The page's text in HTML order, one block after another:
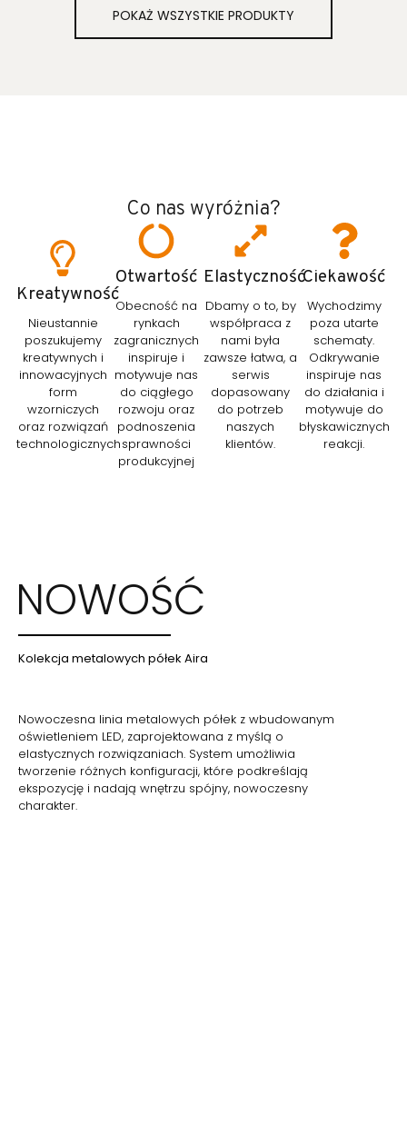
POKAŻ WSZYSTKIE PRODUKTY
Co nas wyróżnia?
Kreatywność
Nieustannie
poszukujemy
kreatywnych i
innowacyjnych
form
wzorniczych
oraz rozwiązań
technologicznych
Otwartość
Obecność na
rynkach
zagranicznych
inspiruje i
motywuje nas
do ciągłego
rozwoju oraz
podnoszenia
sprawności
produkcyjnej
Elastyczność
Dbamy o to, by
współpraca z
nami była
zawsze łatwa, a
serwis
dopasowany
do potrzeb
naszych
klientów.
Ciekawość
Wychodzimy
poza utarte
schematy.
Odkrywanie
inspiruje nas
do działania i
motywuje do
błyskawicznych
reakcji.
NOWOŚĆ
Kolekcja metalowych półek Aira
Nowoczesna linia metalowych półek z wbudowanym
oświetleniem LED, zaprojektowana z myślą o
elastycznych rozwiązaniach. System umożliwia
tworzenie różnych konfiguracji, które podkreślają
ekspozycję i nadają wnętrzu spójny, nowoczesny
charakter.